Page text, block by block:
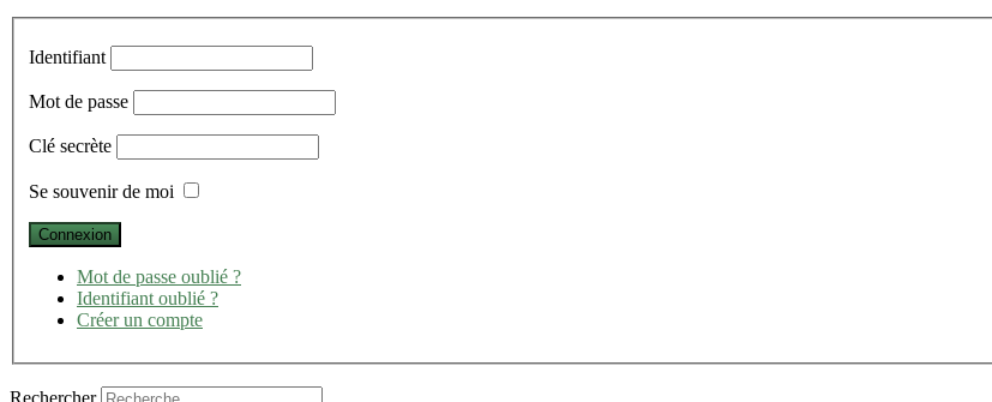
Identifiant
Mot de passe
Clé secrète
Se souvenir de moi
Mot de passe oublié ?
Identifiant oublié ?
Créer un compte
Rechercher